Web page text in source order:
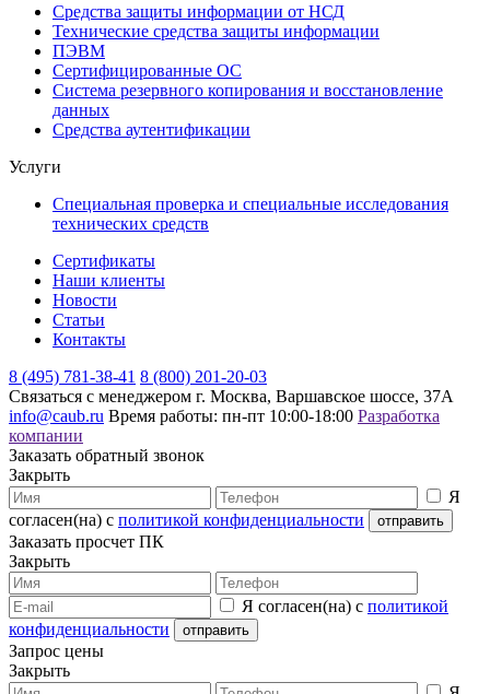
Средства защиты информации от НСД
Технические средства защиты информации
ПЭВМ
Сертифицированные ОС
Система резервного копирования и восстановление
данных
Средства аутентификации
Услуги
Специальная проверка и специальные исследования
технических средств
Сертификаты
Наши клиенты
Новости
Статьи
Контакты
8 (495) 781-38-41 8 (800) 201-20-03
Связаться с менеджером г. Москва, Варшавское шоссе, 37А
info@caub.ru Время работы: пн-пт 10:00-18:00 Разработка
компании
Заказать обратный звонок
Закрыть
Я
согласен(на) с политикой конфиденциальности
Заказать просчет ПК
Закрыть
Я согласен(на) с политикой
конфиденциальности
Запрос цены
Закрыть